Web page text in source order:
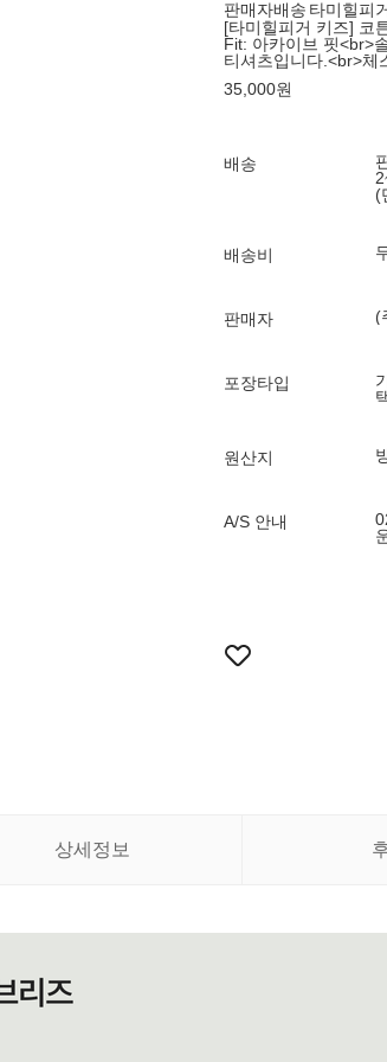
판매자배송 타미힐피
[타미힐피거 키즈] 코
Fit: 아카이브 핏<br>
티셔츠입니다.<br>체
35,000원
배송
(
배송비
판매자 (
포장타입
원산지
A/S 안내
상세정보